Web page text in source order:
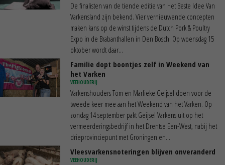
De finalisten van de tiende editie van Het Beste Idee Van
Varkensland zijn bekend. Vier vernieuwende concepten
maken kans op de winst tijdens de Dutch Pork & Poultry
Expo in de Brabanthallen in Den Bosch. Op woensdag 15
oktober wordt daar...
Familie dopt boontjes zelf in Weekend van
het Varken
VEEHOUDERIJ
Varkenshouders Tom en Marlieke Geijsel doen voor de
tweede keer mee aan het Weekend van het Varken. Op
zondag 14 september pakt Geijsel Varkens uit op het
vermeerderingsbedrijf in het Drentse Een-West, nabij het
drieprovinciepunt met Groningen en...
Vleesvarkensnoteringen blijven onveranderd
VEEHOUDERIJ